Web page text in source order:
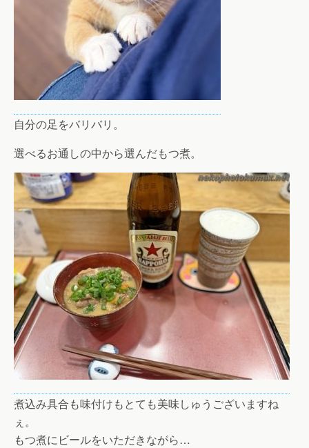
自分の足をバリバリ。
選べるお通しの中から選んだもつ煮。
煮込み具合も味付けもとても美味しゅうございますね
ぇ。
もつ煮にビールをいただきながら…